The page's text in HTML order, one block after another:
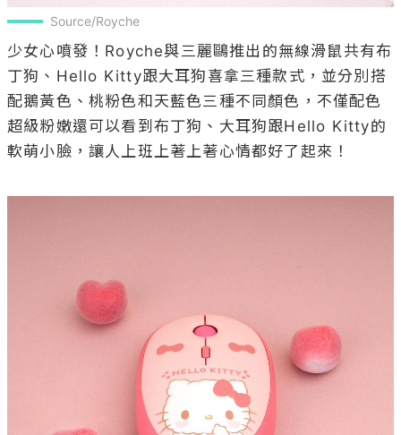
Source/Royche
少女心噴發！Royche與三麗鷗推出的無線滑鼠共有布
丁狗、Hello Kitty跟大耳狗喜拿三種款式，並分別搭
配鵝黃色、桃粉色和天藍色三種不同顏色，不僅配色
超級粉嫩還可以看到布丁狗、大耳狗跟Hello Kitty的
軟萌小臉，讓人上班上著上著心情都好了起來！